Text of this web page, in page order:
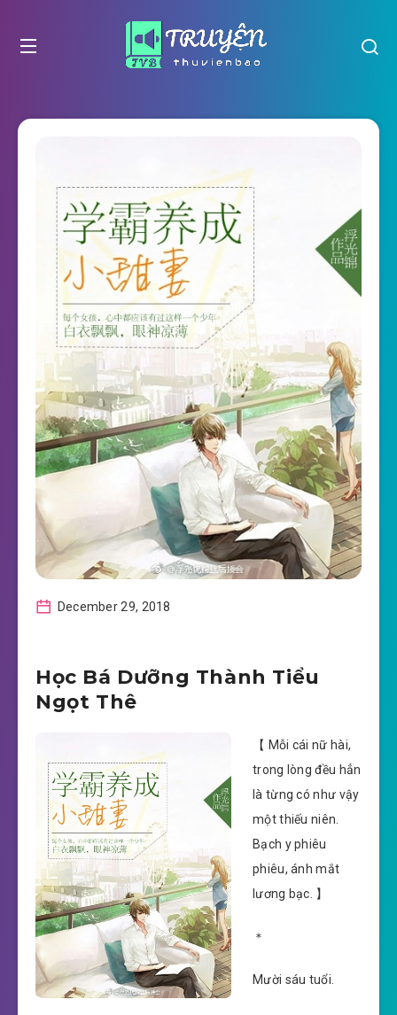
December 29, 2018
Học Bá Dưỡng Thành Tiểu
Ngọt Thê
【 Mỗi cái nữ hài,
trong lòng đều hẳn
là từng có như vậy
một thiếu niên.
Bạch y phiêu
phiêu, ánh mắt
lương bạc. 】
＊
Mười sáu tuổi.